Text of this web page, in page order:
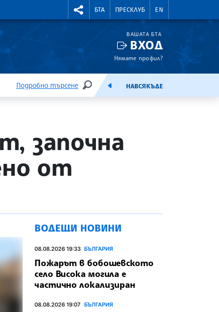
КУРСОВЕ RIGHTMENU.SOCIAL
БТА ПРЕСКЛУБ EN
ВАШАТА БТА
ВХОД
Нямате профил?
Подробно търсене
ТЪРСЕНЕЕМИСИЯНАВСЯКЪДЕ
започна
от
ВОДЕЩИ НОВИНИ
08.08.2026 19:33 БЪЛГАРИЯ
Пожарът в бобошевското
село Висока могила е
частично локализиран
08.08.2026 19:07 БЪЛГАРИЯ